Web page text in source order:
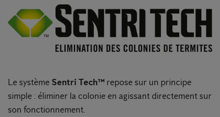
Le système Sentri Tech™ repose sur un principe
simple : éliminer la colonie en agissant directement sur
son fonctionnement.